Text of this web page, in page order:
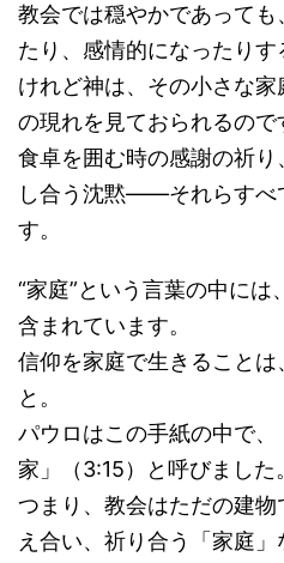
教会では穏やかであって
たり、感情的になったりす
けれど神は、その小さな
の現れを見ておられるので
食卓を囲む時の感謝の祈
し合う沈黙――それらすべ
す。
“家庭”という言葉の中には
含まれています。
信仰を家庭で生きることは
と。
パウロはこの手紙の中で
家」（3:15）と呼びました。
つまり、教会はただの建
え合い、祈り合う「家庭」